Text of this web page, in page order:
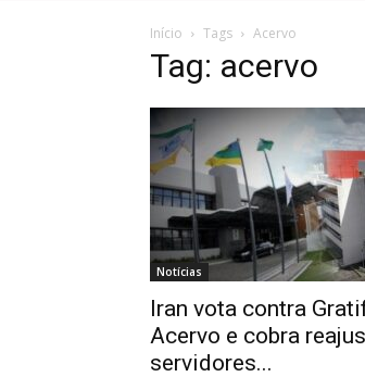
Início Tags Acervo
Tag: acervo
Notícias
Iran vota contra
Acervo e cobra
servidores...